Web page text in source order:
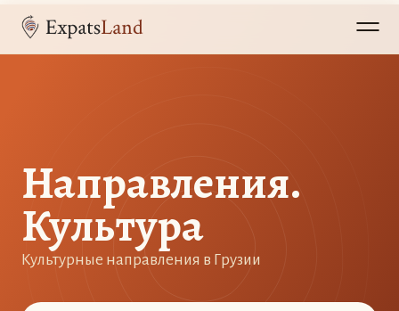
Направления.
Культура
Культурные направления в Грузии